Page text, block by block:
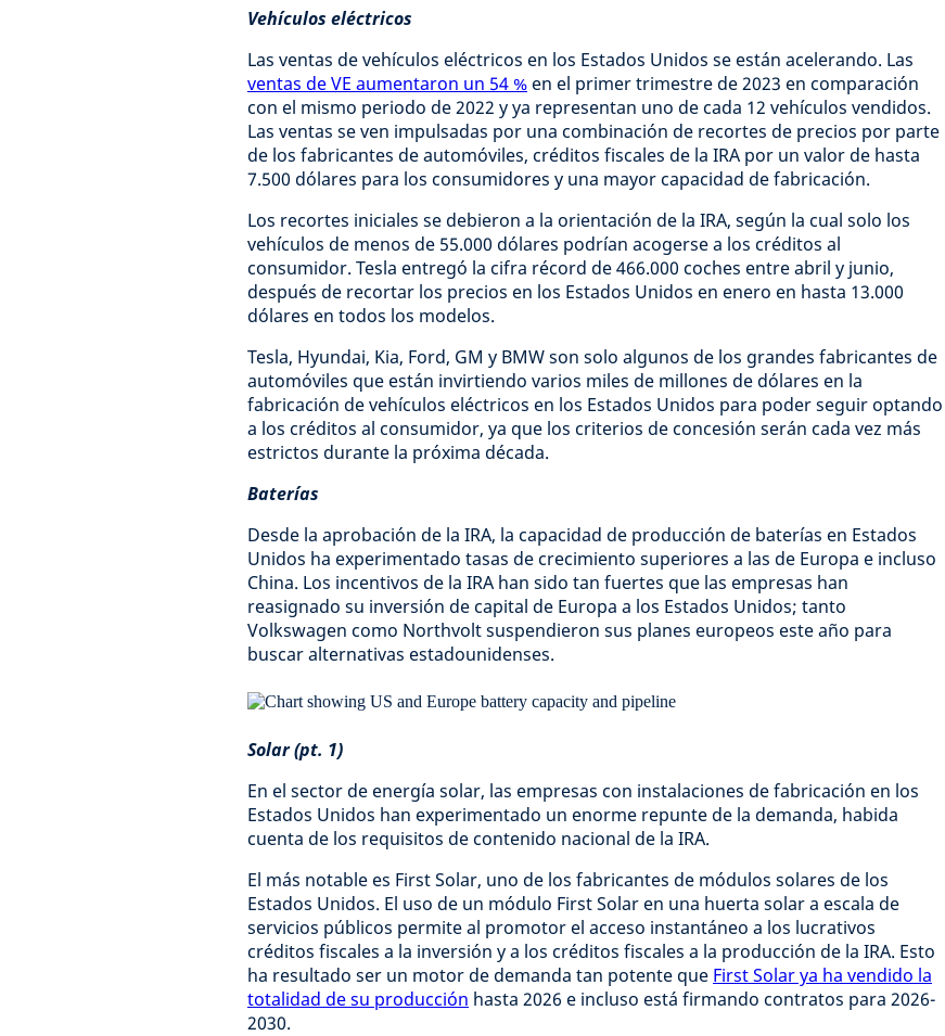
Vehículos eléctricos
Las ventas de vehículos eléctricos en los Estados Unidos se están acelerando. Las
ventas de VE aumentaron un 54 % en el primer trimestre de 2023 en comparación
con el mismo periodo de 2022 y ya representan uno de cada 12 vehículos vendidos.
Las ventas se ven impulsadas por una combinación de recortes de precios por parte
de los fabricantes de automóviles, créditos fiscales de la IRA por un valor de hasta
7.500 dólares para los consumidores y una mayor capacidad de fabricación.
Los recortes iniciales se debieron a la orientación de la IRA, según la cual solo los
vehículos de menos de 55.000 dólares podrían acogerse a los créditos al
consumidor. Tesla entregó la cifra récord de 466.000 coches entre abril y junio,
después de recortar los precios en los Estados Unidos en enero en hasta 13.000
dólares en todos los modelos.
Tesla, Hyundai, Kia, Ford, GM y BMW son solo algunos de los grandes fabricantes de
automóviles que están invirtiendo varios miles de millones de dólares en la
fabricación de vehículos eléctricos en los Estados Unidos para poder seguir optando
a los créditos al consumidor, ya que los criterios de concesión serán cada vez más
estrictos durante la próxima década.
Baterías
Desde la aprobación de la IRA, la capacidad de producción de baterías en Estados
Unidos ha experimentado tasas de crecimiento superiores a las de Europa e incluso
China. Los incentivos de la IRA han sido tan fuertes que las empresas han
reasignado su inversión de capital de Europa a los Estados Unidos; tanto
Volkswagen como Northvolt suspendieron sus planes europeos este año para
buscar alternativas estadounidenses.
Solar (pt. 1)
En el sector de energía solar, las empresas con instalaciones de fabricación en los
Estados Unidos han experimentado un enorme repunte de la demanda, habida
cuenta de los requisitos de contenido nacional de la IRA.
El más notable es First Solar, uno de los fabricantes de módulos solares de los
Estados Unidos. El uso de un módulo First Solar en una huerta solar a escala de
servicios públicos permite al promotor el acceso instantáneo a los lucrativos
créditos fiscales a la inversión y a los créditos fiscales a la producción de la IRA. Esto
ha resultado ser un motor de demanda tan potente que First Solar ya ha vendido la
totalidad de su producción hasta 2026 e incluso está firmando contratos para 2026-
2030.